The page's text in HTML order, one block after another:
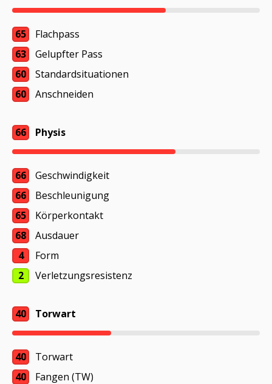
65
Flachpass
63
Gelupfter Pass
60
Standardsituationen
60
Anschneiden
66 Physis
66
Geschwindigkeit
66
Beschleunigung
65
Körperkontakt
68
Ausdauer
4
Form
2
Verletzungsresistenz
40 Torwart
40
Torwart
40
Fangen (TW)